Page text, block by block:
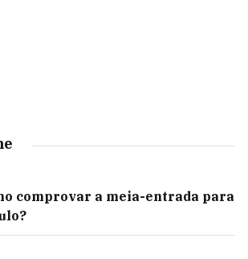
comprovar a meia-entrada para